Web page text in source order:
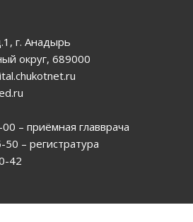
г. Анадырь
округ, 689000
– приёмная главврача
– регистратура
42